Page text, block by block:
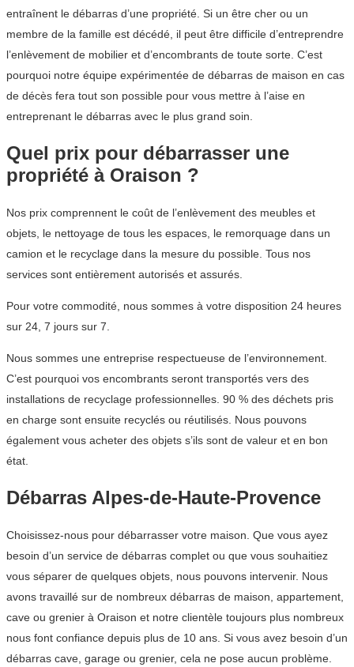
entraînent le débarras d’une propriété. Si un être cher ou un
membre de la famille est décédé, il peut être difficile d’entreprendre
l’enlèvement de mobilier et d’encombrants de toute sorte. C’est
pourquoi notre équipe expérimentée de débarras de maison en cas
de décès fera tout son possible pour vous mettre à l’aise en
entreprenant le débarras avec le plus grand soin.
Quel prix pour débarrasser une
propriété à Oraison ?
Nos prix comprennent le coût de l’enlèvement des meubles et
objets, le nettoyage de tous les espaces, le remorquage dans un
camion et le recyclage dans la mesure du possible. Tous nos
services sont entièrement autorisés et assurés.
Pour votre commodité, nous sommes à votre disposition 24 heures
sur 24, 7 jours sur 7.
Nous sommes une entreprise respectueuse de l’environnement.
C’est pourquoi vos encombrants seront transportés vers des
installations de recyclage professionnelles. 90 % des déchets pris
en charge sont ensuite recyclés ou réutilisés. Nous pouvons
également vous acheter des objets s’ils sont de valeur et en bon
état.
Débarras Alpes-de-Haute-Provence
Choisissez-nous pour débarrasser votre maison. Que vous ayez
besoin d’un service de débarras complet ou que vous souhaitiez
vous séparer de quelques objets, nous pouvons intervenir. Nous
avons travaillé sur de nombreux débarras de maison, appartement,
cave ou grenier à Oraison et notre clientèle toujours plus nombreux
nous font confiance depuis plus de 10 ans. Si vous avez besoin d’un
débarras cave, garage ou grenier, cela ne pose aucun problème.